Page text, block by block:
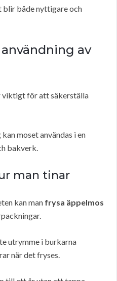
blir både nyttigare och
av
viktigt för att säkerställa
moset användas i en
bakverk.
man tinar
kan man frysa äppelmos
utrymme i burkarna
när det fryses.